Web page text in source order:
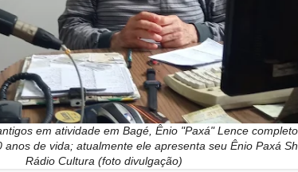
em atividade em Bagé, Ênio "Paxá" Lence
de vida; atualmente ele apresenta seu Ênio Paxá
Rádio Cultura (foto divulgação)